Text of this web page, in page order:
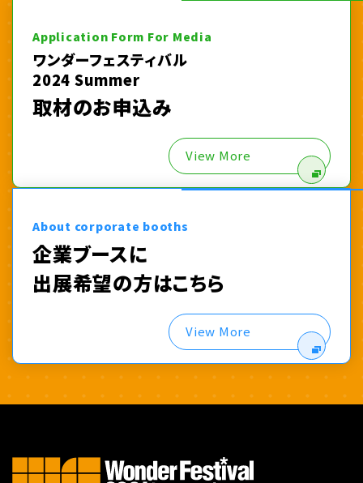
Application Form For Media
ワンダーフェスティバル
2024 Summer
取材のお申込み
View More
About corporate booths
企業ブースに
出展希望の方はこちら
View More